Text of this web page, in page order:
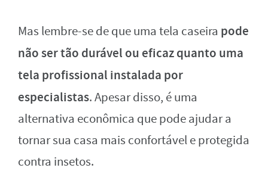
Mas lembre-se de que uma tela caseira pode
não ser tão durável ou eficaz quanto uma
tela profissional instalada por
especialistas. Apesar disso, é uma
alternativa econômica que pode ajudar a
tornar sua casa mais confortável e protegida
contra insetos.